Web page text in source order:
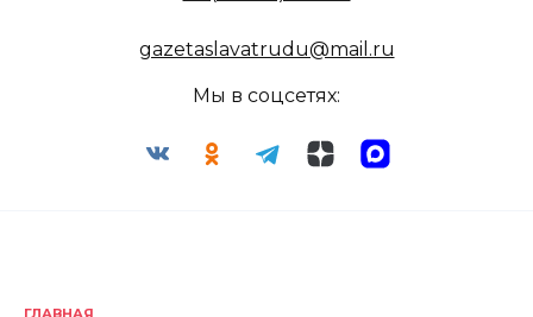
gazetaslavatrudu@mail.ru
Мы в соцсетях:
ГЛАВНАЯ